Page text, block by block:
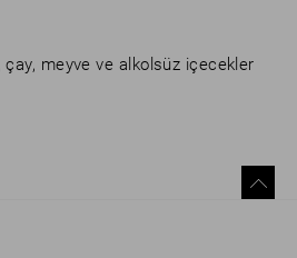
çay, meyve ve alkolsüz içecekler